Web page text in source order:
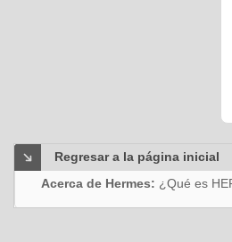
Regresar a la página inicial
Acerca de Hermes: ¿Qué es